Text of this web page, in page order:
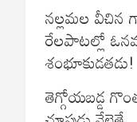
నల్లమల వీచిన
రేలపాటల్లో
శంభూకుడతడు!
తెగ్గోయబడ్డ